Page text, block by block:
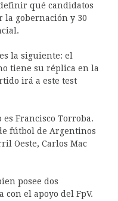
qué candidatos
la gobernación y 30
la siguiente: el
tiene su réplica en la
irá a este test
Francisco Torroba.
fútbol de Argentinos
Oeste, Carlos Mac
posee dos
el apoyo del FpV.